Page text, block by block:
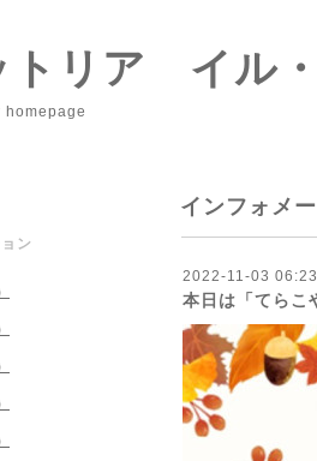
トリア イル
homepage
インフォメ
2022-11-03
本日は「てらこ
ン